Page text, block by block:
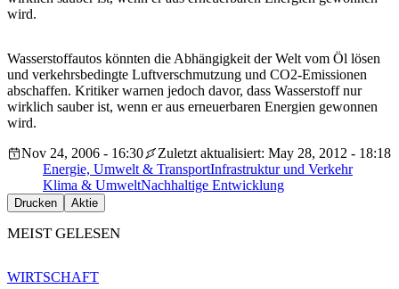
wird.
Wasserstoffautos könnten die Abhängigkeit der Welt vom Öl lösen
und verkehrsbedingte Luftverschmutzung und CO2-Emissionen
abschaffen. Kritiker warnen jedoch davor, dass Wasserstoff nur
wirklich sauber ist, wenn er aus erneuerbaren Energien gewonnen
wird.
Nov 24, 2006 - 16:30
Zuletzt aktualisiert: May 28, 2012 - 18:18
Energie, Umwelt & TransportInfrastruktur und Verkehr
Klima & UmweltNachhaltige Entwicklung
Drucken Aktie
MEIST GELESEN
WIRTSCHAFT